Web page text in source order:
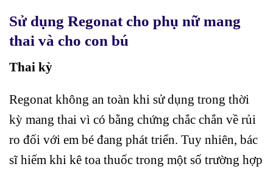
Sử dụng Regonat cho phụ nữ mang
thai và cho con bú
Thai kỳ
Regonat không an toàn khi sử dụng trong thời
kỳ mang thai vì có bằng chứng chắc chắn về rủi
ro đối với em bé đang phát triển. Tuy nhiên, bác
sĩ hiếm khi kê toa thuốc trong một số trường hợp